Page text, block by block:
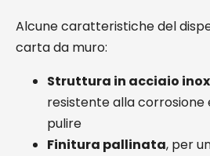
Alcune caratteristiche del
carta da muro:
Struttura in acciaio inox
resistente alla corrosione
pulire
Finitura pallinata, per